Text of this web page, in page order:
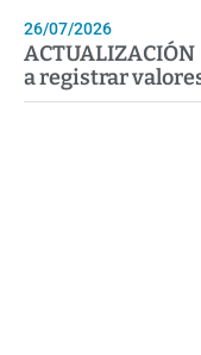
26/07/2026
a registrar